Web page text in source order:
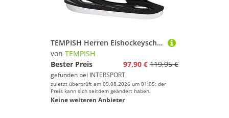
TEMPISH Herren Eishockeyschuhe Eishockeyschlittschuh CROX.X - Herren
von TEMPISH
Bester Preis
97,90 € 119,95 €
gefunden bei INTERSPORT
zuletzt überprüft am 09.08.2026 um 01:05; der
Preis kann sich seitdem geändert haben.
Keine weiteren Anbieter